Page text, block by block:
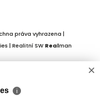
práva vyhrazena |
| Realitní SW Realman
×
ℹ